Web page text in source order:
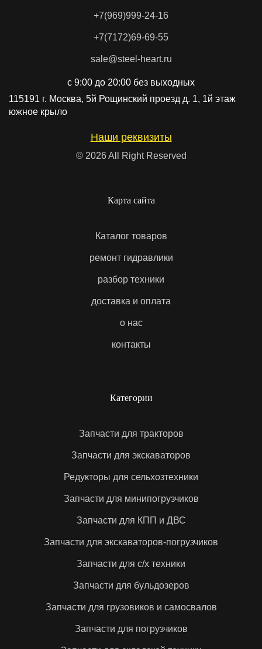
запасными частями для колесной и гусеничной
запчастей, реализующая детали для экскаваторов по
всей территории России и Казахстана. Ассортимент
пополняется ежедневно. Мы скупаем экскаваторы и
их компоненты на огромной территории. Нас не
товарообороту удается поддерживать доступные
экскаваторов, как новые, так и б/у. Детали и
проверены специалистами и имеют большой
на экскаваторы и другую спецтехнику пользуются
особой популярностью на рынке. Их ценят не только
состоянии и по качеству не уступают новым.
техники недопустим. Или в ситуациях, когда
В магазине запчастей для экскаваторов
представлены:
Детали ходовой.
Запчасти для коробки передач и двигателя.
Гидравлическое оборудование и его компоненты.
Катки.
Сложные, громоздкие, дорогие в ремонте механизмы
у нас можно приобрести по общедоступным ценам.
подобрать запчасти для экскаваторов и спецтехники.
+7(969)999-24-16
+7(7172)69-69-55
sale@steel-heart.ru
с 9:00 до 20:00 без выходных
115191 г. Москва, 5й Рощинский проезд д. 1, 1й этаж
южное крыло
Наши реквизиты
© 2026 All Right Reserved
Карта сайта
Каталог товаров
ремонт гидравлики
разбор техники
доставка и оплата
о нас
контакты
Категории
Запчасти для тракторов
Запчасти для экскаваторов
Редукторы для сельхозтехники
Запчасти для минипогрузчиков
Запчасти для КПП и ДВС
Запчасти для экскаваторов-погрузчиков
Запчасти для с/х техники
Запчасти для бульдозеров
Запчасти для грузовиков и самосвалов
Запчасти для погрузчиков